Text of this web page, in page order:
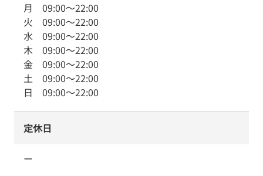
月 09:00～22:00
火 09:00～22:00
水 09:00～22:00
木 09:00～22:00
金 09:00～22:00
土 09:00～22:00
日 09:00～22:00
定休日
ー